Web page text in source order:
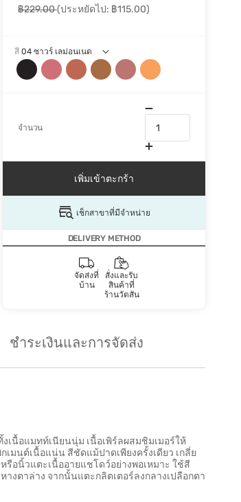
฿229.00(ประหยัดไป: ฿115.00)
สี 04 ซาวร์ เลม่อนเนด
จำนวน
เพิ่มเข้าตะกร้า
เช็กสาขาที่มีจำหน่าย
DELIVERY METHOD
จัดส่งที่
บ้าน
สั่งและรับ
สินค้าที่
ร้านวัตสัน
ชำระเงินและการจัดส่ง
เนื้อแมทท์เนียนนุ่ม เนื้อเพิร์ลผสมชิมเมอร์ให้
มนต์เนื้อแน่น สีชัดแม้ปาดเพียงครั้งเดียว เกลี่ย
อนิ้วแตะเนื้ออายแชโดว์อย่างพอเหมาะ ใช้สี
งตาล่าง จากนั้นแตะกลิตเตอร์ลงกลางเปลือกตา